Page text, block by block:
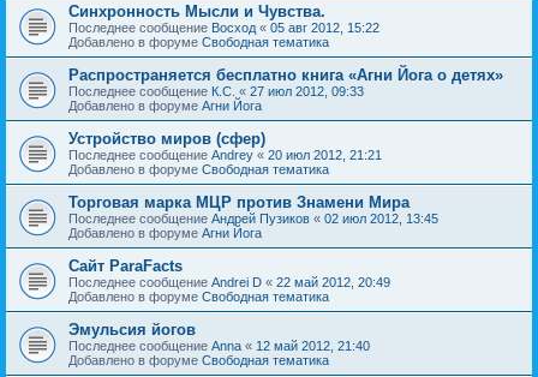
Синхронность Мысли и Чувства.
Последнее сообщение Восход « 05 авг 2012, 15:22
Добавлено в форуме Свободная тематика
Распространяется бесплатно книга «Агни Йога о детях»
Последнее сообщение К.С. « 27 июл 2012, 09:33
Добавлено в форуме Агни Йога
Устройство миров (сфер)
Последнее сообщение Andrey « 20 июл 2012, 21:21
Добавлено в форуме Свободная тематика
Торговая марка МЦР против Знамени Мира
Последнее сообщение Андрей Пузиков « 02 июл 2012, 13:45
Добавлено в форуме Агни Йога
Сайт ParaFacts
Последнее сообщение Andrei D « 22 май 2012, 20:49
Добавлено в форуме Свободная тематика
Эмульсия йогов
Последнее сообщение Anna « 12 май 2012, 21:40
Добавлено в форуме Свободная тематика